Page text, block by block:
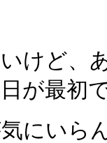
けど、
が最初
にいら